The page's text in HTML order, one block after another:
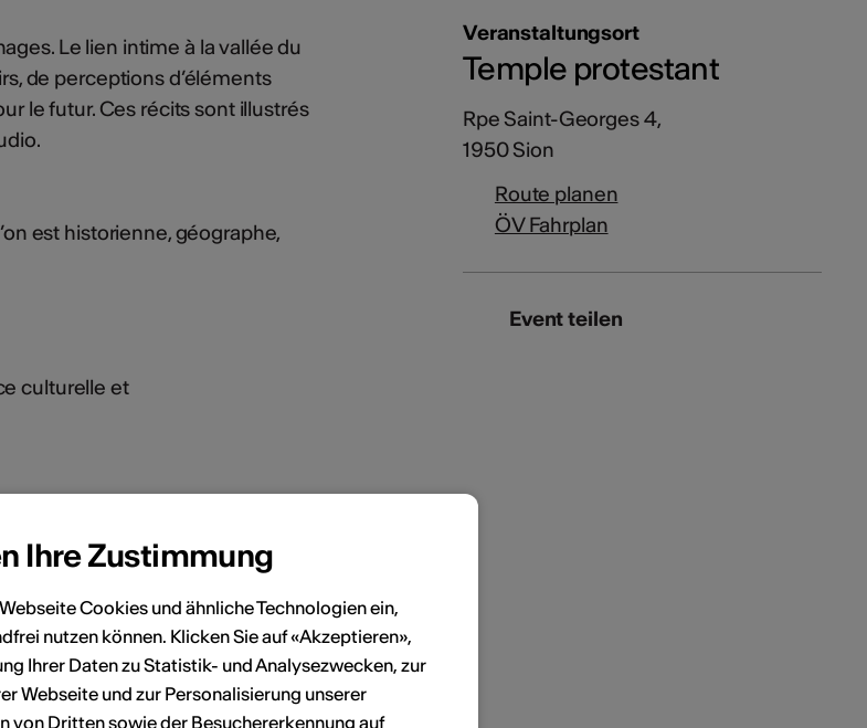
Le lien intime à la vallée du
de perceptions d’éléments
le futur. Ces récits sont illustrés
est historienne, géographe,
culturelle et
Veranstaltungsort
Temple protestant
Rpe Saint-Georges 4,
1950 Sion
Route planen
ÖV Fahrplan
Event teilen
Ihre Zustimmung
Cookies und ähnliche Technologien ein,
nutzen können. Klicken Sie auf «Akzeptieren»,
Ihrer Daten zu Statistik- und Analysezwecken, zur
Webseite und zur Personalisierung unserer
von Dritten sowie der Besuchererkennung auf